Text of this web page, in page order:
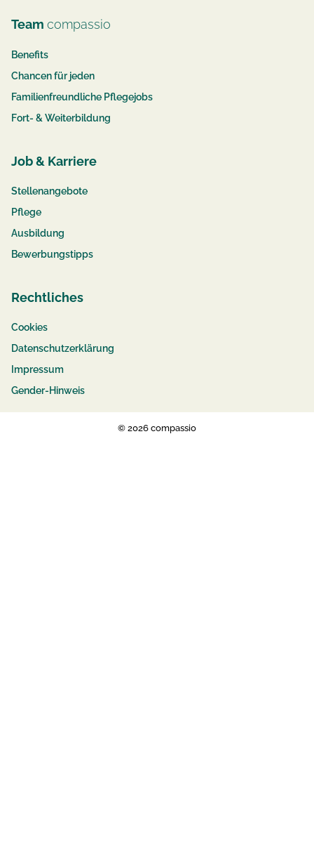
Team compassio
Benefits
Chancen für jeden
Familienfreundliche Pflegejobs
Fort- & Weiterbildung
Job & Karriere
Stellenangebote
Pflege
Ausbildung
Bewerbungstipps
Rechtliches
Cookies
Datenschutzerklärung
Impressum
Gender-Hinweis
© 2026 compassio